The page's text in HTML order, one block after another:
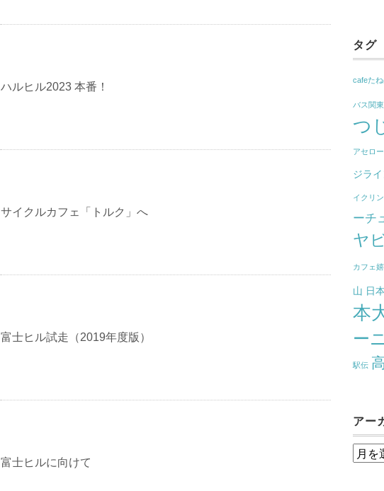
ハルヒル2023 本番！
サイクルカフェ「トルク」へ
富士ヒル試走（2019年度版）
富士ヒルに向けて
タグ
cafeた
バス関東
つ
アセロ
ジラ
イクリ
ーチ
ヤ
カフェ
山 日
本
ー
駅伝
アー
ア